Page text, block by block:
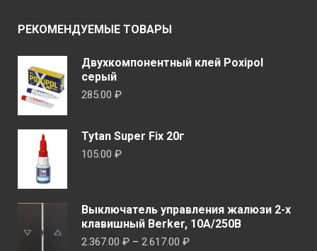
РЕКОМЕНДУЕМЫЕ ТОВАРЫ
Двухкомпонентный клей Poxipol
серый
285.00 ₽
Tytan Super Fix 20г
105.00 ₽
Выключатель управления жалюзи 2-х
клавишный Berker, 10А/250В
2.367.00 ₽ – 2.617.00 ₽Диапазон